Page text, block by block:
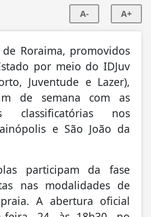
A- A+
de Roraima, promovidos
por meio do IDJuv
Juventude e Lazer),
de semana com as
classificatórias nos
e São João da
participam da fase
nas modalidades de
A abertura oficial